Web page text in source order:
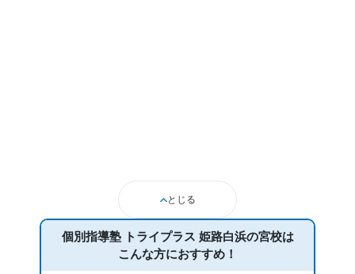
とじる
個別指導塾 トライプラス 姫路白浜の宮校は
こんな方におすすめ！